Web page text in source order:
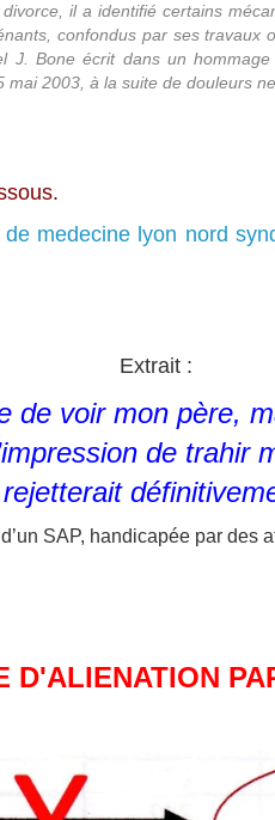
il a identifié certains
confondus par ses travaux
Bone écrit dans un
2003, à la suite de douleurs
medecine lyon nord
Extrait :
de voir mon père,
de trahir
SAP, handicapée par des
D'ALIENATION